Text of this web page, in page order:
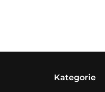
Kategorie